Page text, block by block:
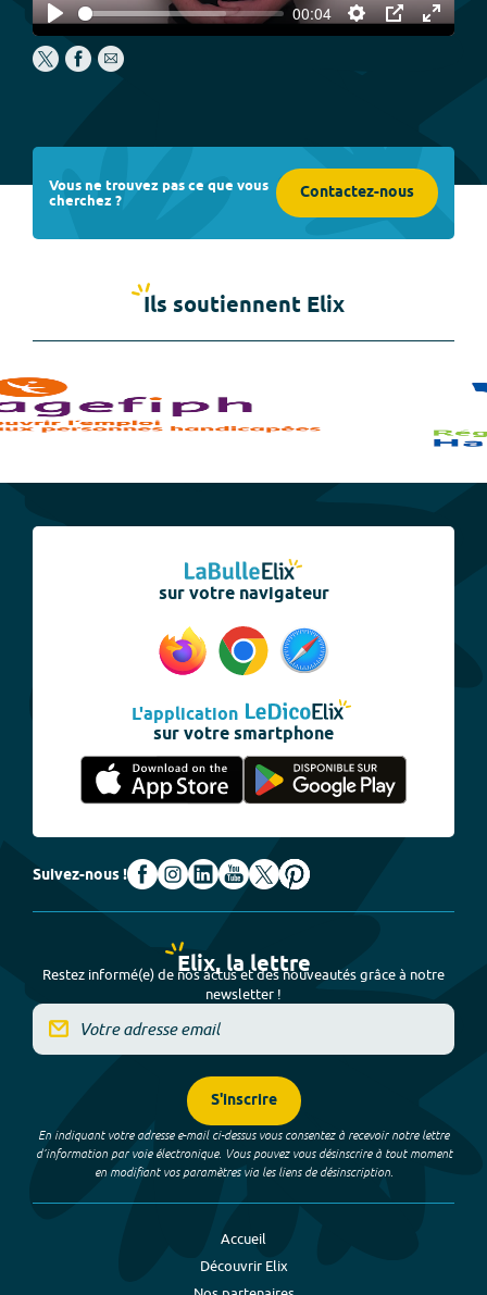
Play
00:04
Settings
PIP
Enter
Vous ne trouvez pas ce que vous
cherchez ? Contactez-nous
Ils soutiennent Elix
sur votre navigateur
L'application
sur votre smartphone
Suivez-nous !
Elix, la lettre
Restez informé(e) de nos actus et des nouveautés grâce à notre
newsletter !
S'inscrire
En indiquant votre adresse e-mail ci-dessus vous consentez à recevoir notre lettre
d’information par voie électronique. Vous pouvez vous désinscrire à tout moment
en modifiant vos paramètres via les liens de désinscription.
Accueil
Découvrir Elix